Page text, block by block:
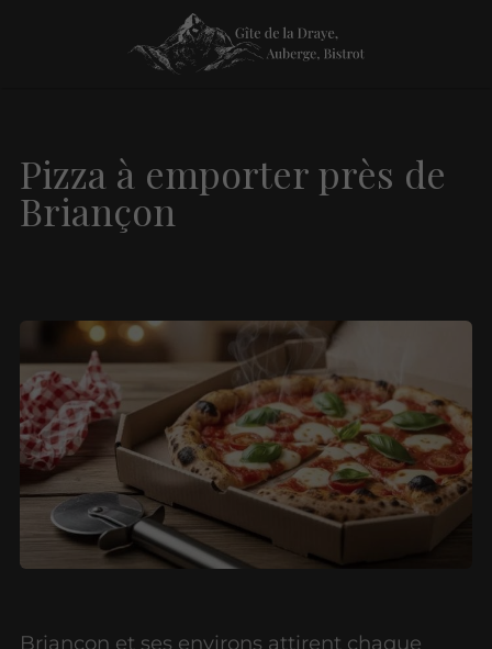
Pizza à emporter près de
Briançon
Briançon et ses environs attirent chaque